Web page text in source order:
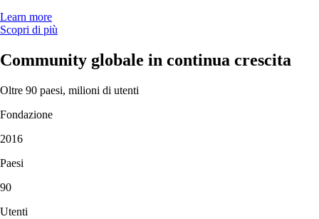
Learn more
Scopri di più
Community globale in continua crescita
Oltre 90 paesi, milioni di utenti
Fondazione
2016
Paesi
90
Utenti